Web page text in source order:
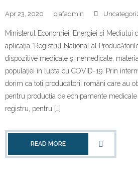
Apr 23, 2020 ciafadmin
Ministerul Economiei, Energiei și Mediului
aplicația ”Registrul Național al
dispozitive medicale și nemedicale,
populației în lupta cu COVID-19. Prin
dorim ca toți producătorii români care au
pentru producția de echipamente
registru, pentru […]
READ MORE